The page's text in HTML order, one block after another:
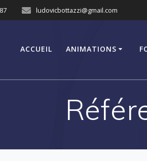
ludovicbottazzi@gmail.com
ACCUEIL ANIMATIONS